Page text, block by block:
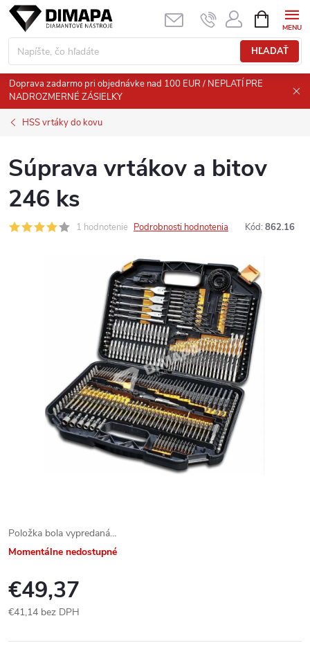
Prejsť
obsah
HĽADAŤ
KOŠÍK
Doprava zadarmo pri objednávke nad 100 EUR / NEPLATÍ PRE
NADROZMERNÉ ZÁSIELKY
HSS vrtáky do kovu
Súprava vrtákov a bitov
246 ks
1 hodnotenie Podrobnosti hodnotenia Kód: 862.16
Položka bola vypredaná…
Momentálne nedostupné
€49,37
€41,14 bez DPH
cena: